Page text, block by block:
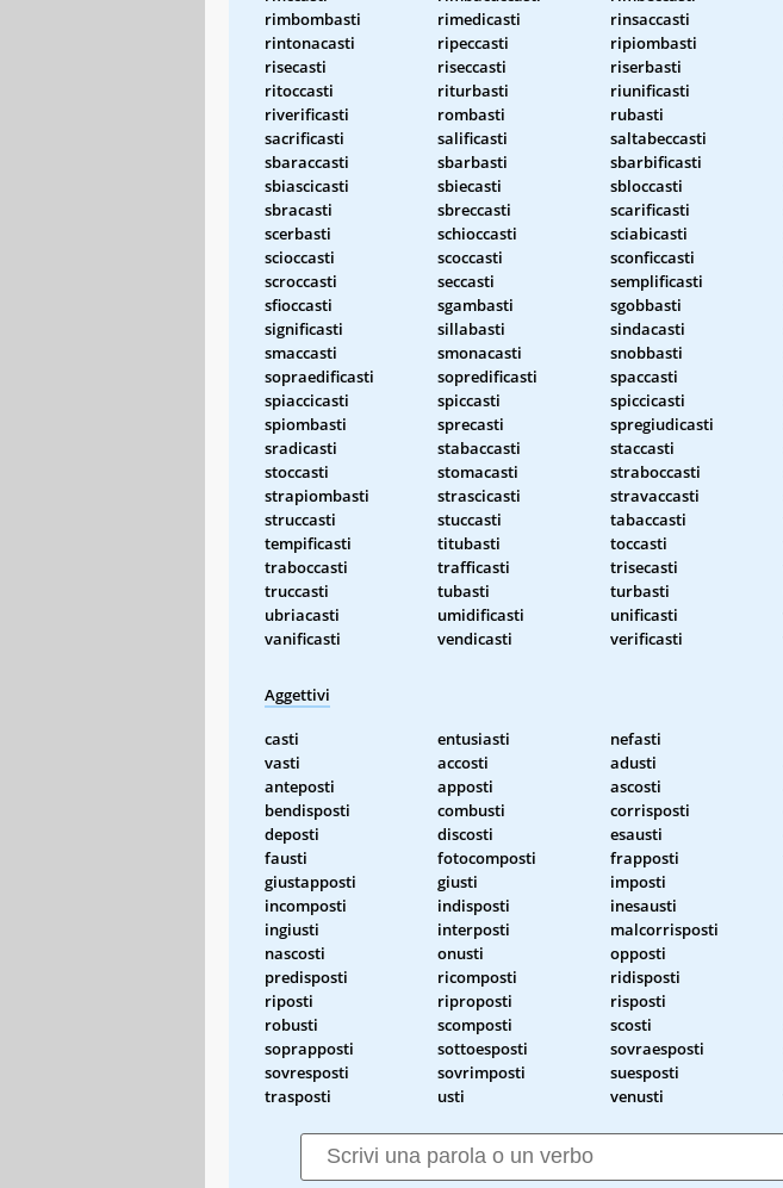
rimbombasti
rimedicasti rinsaccasti
rintonacasti
ripeccasti ripiombasti
risecasti
riseccasti riserbasti
ritoccasti
riturbasti riunificasti
riverificasti
rombasti rubasti
sacrificasti
salificasti saltabeccasti
sbaraccasti
sbarbasti sbarbificasti
sbiascicasti
sbiecasti sbloccasti
sbracasti
sbreccasti scarificasti
scerbasti
schioccasti sciabicasti
scioccasti
scoccasti sconficcasti
scroccasti
seccasti semplificasti
sfioccasti
sgambasti sgobbasti
significasti
sillabasti sindacasti
smaccasti
smonacasti snobbasti
sopraedificasti
sopredificasti spaccasti
spiaccicasti
spiccasti spiccicasti
spiombasti
sprecasti spregiudicasti
sradicasti
stabaccasti staccasti
stoccasti
stomacasti straboccasti
strapiombasti
strascicasti stravaccasti
struccasti
stuccasti tabaccasti
tempificasti
titubasti toccasti
traboccasti
trafficasti trisecasti
truccasti
tubasti turbasti
ubriacasti
umidificasti unificasti
vanificasti
vendicasti verificasti
Aggettivi
casti entusiasti nefasti
vasti
accosti adusti
anteposti
apposti ascosti
bendisposti
combusti corrisposti
deposti
discosti esausti
fausti
fotocomposti frapposti
giustapposti
giusti imposti
incomposti
indisposti inesausti
ingiusti
interposti malcorrisposti
nascosti
onusti opposti
predisposti
ricomposti ridisposti
riposti
riproposti risposti
robusti
scomposti scosti
soprapposti
sottoesposti sovraesposti
sovresposti
sovrimposti suesposti
trasposti
usti venusti